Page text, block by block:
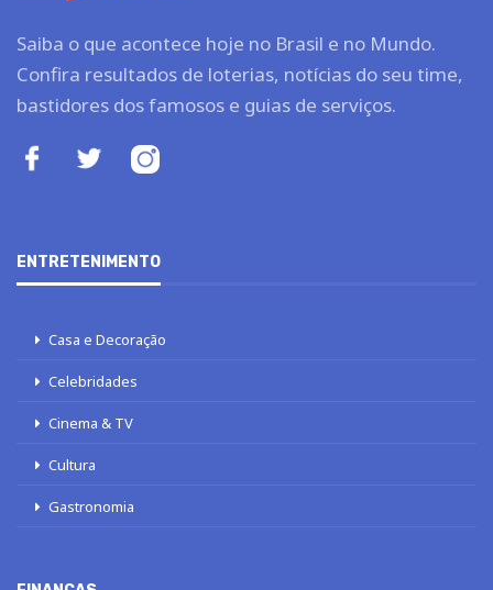
Saiba o que acontece hoje no Brasil e no Mundo.
Confira resultados de loterias, notícias do seu time,
bastidores dos famosos e guias de serviços.
ENTRETENIMENTO
Casa e Decoração
Celebridades
Cinema & TV
Cultura
Gastronomia